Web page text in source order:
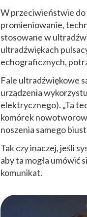
W przeciwieństwie
promieniowanie,
stosowane w
ultradźwiękach
echograficznych,
Fale ultradźwiękowe
urządzenia
elektrycznego). „Ta
komórek
noszenia samego
Tak czy inaczej, jeśli
aby ta mogła umówić
komunikat.